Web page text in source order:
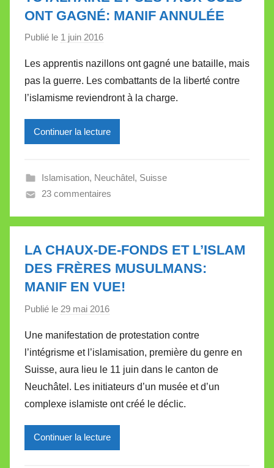
t
t
ONT GAGNÉ: MANIF ANNULÉE
Publié le 1 juin 2016
r
M
i
r
e
l
e
a
l
e
t
t
Les apprentis nazillons ont gagné une bataille, mais
pas la guerre. Les combattants de la liberté contre
l’islamisme reviendront à la charge.
Continuer la lecture
Islamisation, Neuchâtel, Suisse
23 commentaires
LA CHAUX-DE-FONDS ET L’ISLAM
DES FRÈRES MUSULMANS:
MANIF EN VUE!
Publié le 29 mai 2016
r
M
i
r
e
l
l
Une manifestation de protestation contre
l’intégrisme et l’islamisation, première du genre en
Suisse, aura lieu le 11 juin dans le canton de
Neuchâtel. Les initiateurs d’un musée et d’un
complexe islamiste ont créé le déclic.
Continuer la lecture